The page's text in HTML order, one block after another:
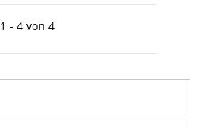
- 4 von 4